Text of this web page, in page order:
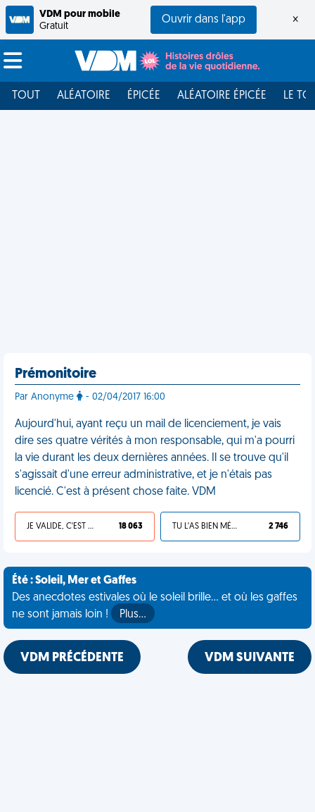
VDM pour mobile
Gratuit
Ouvrir dans l'app ×
TOUT ALÉATOIRE ÉPICÉE ALÉATOIRE ÉPICÉE LE
Prémonitoire
Par Anonyme - 02/04/2017 16:00
Aujourd'hui, ayant reçu un mail de licenciement, je vais
dire ses quatre vérités à mon responsable, qui m'a pourri
la vie durant les deux dernières années. Il se trouve qu'il
s'agissait d'une erreur administrative, et je n'étais pas
licencié. C'est à présent chose faite. VDM
JE VALIDE, C'EST UNE VDM 18 063 TU L'AS BIEN MÉRITÉ 2 746
Été : Soleil, Mer et Gaffes
Des anecdotes estivales où le soleil brille... et où les gaffes
ne sont jamais loin !
Plus…
VDM PRÉCÉDENTE VDM SUIVANTE